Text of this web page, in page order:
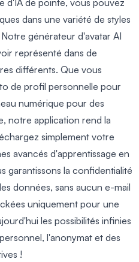
dans une variété de styles
générateur d'avatar AI
représenté dans de
différents. Que vous
de profil personnelle pour
numérique pour des
notre application rend la
simplement votre
avancés d'apprentissage en
garantissons la confidentialité
données, sans aucun e-mail
uniquement pour une
les possibilités infinies
l'anonymat et des
!